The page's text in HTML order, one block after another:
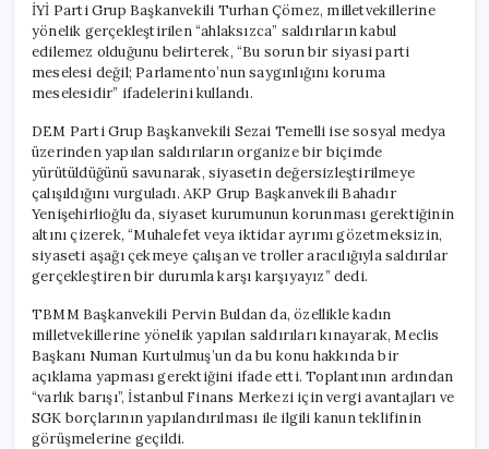
İYİ Parti Grup Başkanvekili Turhan Çömez, milletvekillerine
yönelik gerçekleştirilen “ahlaksızca” saldırıların kabul
edilemez olduğunu belirterek, “Bu sorun bir siyasi parti
meselesi değil; Parlamento’nun saygınlığını koruma
meselesidir” ifadelerini kullandı.
DEM Parti Grup Başkanvekili Sezai Temelli ise sosyal medya
üzerinden yapılan saldırıların organize bir biçimde
yürütüldüğünü savunarak, siyasetin değersizleştirilmeye
çalışıldığını vurguladı. AKP Grup Başkanvekili Bahadır
Yenişehirlioğlu da, siyaset kurumunun korunması gerektiğinin
altını çizerek, “Muhalefet veya iktidar ayrımı gözetmeksizin,
siyaseti aşağı çekmeye çalışan ve troller aracılığıyla saldırılar
gerçekleştiren bir durumla karşı karşıyayız” dedi.
TBMM Başkanvekili Pervin Buldan da, özellikle kadın
milletvekillerine yönelik yapılan saldırıları kınayarak, Meclis
Başkanı Numan Kurtulmuş’un da bu konu hakkında bir
açıklama yapması gerektiğini ifade etti. Toplantının ardından
“varlık barışı”, İstanbul Finans Merkezi için vergi avantajları ve
SGK borçlarının yapılandırılması ile ilgili kanun teklifinin
görüşmelerine geçildi.